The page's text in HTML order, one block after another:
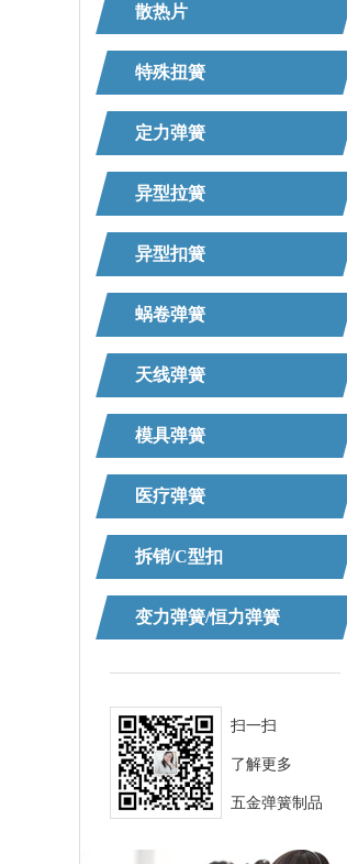
散热片
特殊扭簧
定力弹簧
异型拉簧
异型扣簧
蜗卷弹簧
天线弹簧
模具弹簧
医疗弹簧
拆销/C型扣
变力弹簧/恒力弹簧
扫一扫
了解更多
五金弹簧制品